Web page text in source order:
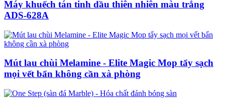
Máy khuếch tán tinh dầu thiên nhiên màu trắng
ADS-628A
Mút lau chùi Melamine - Elite Magic Mop tẩy sạch
mọi vết bẩn không cần xà phòng